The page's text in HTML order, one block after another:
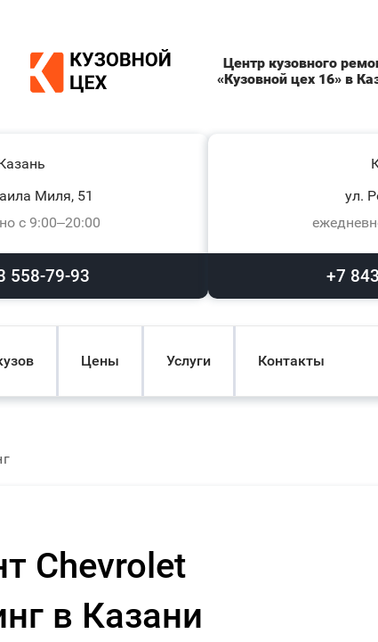
Центр кузовного
«Кузовной цех 16» в
Миля, 51
с 9:00–20:00
558-79-93
ул.
+7
Цены Услуги Контакты
Chevrolet
в Казани